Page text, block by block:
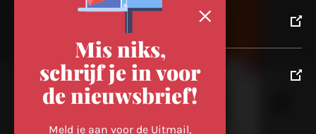
utrechtpartners.nl
Volg ons op
Mis niks,
schrijf je in voor
de nieuwsbrief!
Meld je aan voor de Uitmail,